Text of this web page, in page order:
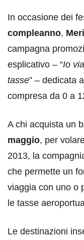
In occasione dei
compleanno,
campagna
esplicativo – “Io
tasse” – dedicata
compresa da 0 a
A chi acquista un
maggio, per
2013, la
che permette un
viaggia con uno o
le tasse
Le destinazioni